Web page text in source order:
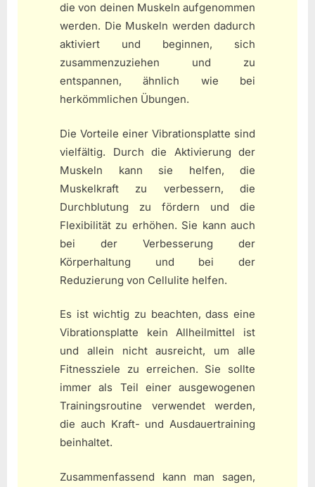
die von deinen Muskeln aufgenommen
werden. Die Muskeln werden dadurch
aktiviert und beginnen, sich
zusammenzuziehen und zu
entspannen, ähnlich wie bei
herkömmlichen Übungen.
Die Vorteile einer Vibrationsplatte sind
vielfältig. Durch die Aktivierung der
Muskeln kann sie helfen, die
Muskelkraft zu verbessern, die
Durchblutung zu fördern und die
Flexibilität zu erhöhen. Sie kann auch
bei der Verbesserung der
Körperhaltung und bei der
Reduzierung von Cellulite helfen.
Es ist wichtig zu beachten, dass eine
Vibrationsplatte kein Allheilmittel ist
und allein nicht ausreicht, um alle
Fitnessziele zu erreichen. Sie sollte
immer als Teil einer ausgewogenen
Trainingsroutine verwendet werden,
die auch Kraft- und Ausdauertraining
beinhaltet.
Zusammenfassend kann man sagen,